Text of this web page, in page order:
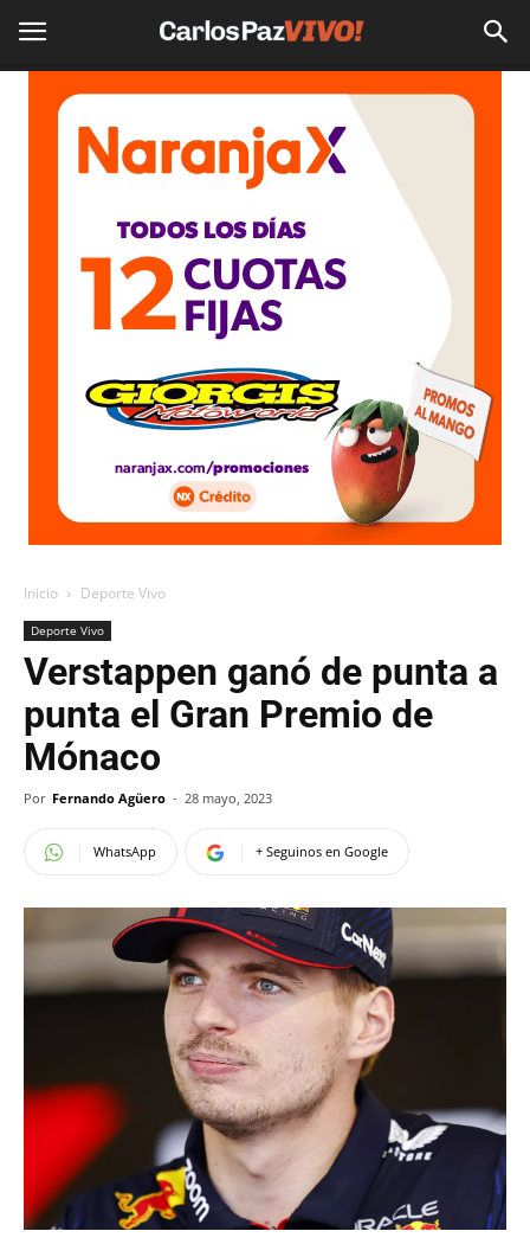
Inicio Deporte Vivo
Deporte Vivo
Verstappen ganó de punta a
punta el Gran Premio de
Mónaco
Por Fernando Agüero - 28 mayo, 2023
WhatsApp + Seguinos en Google